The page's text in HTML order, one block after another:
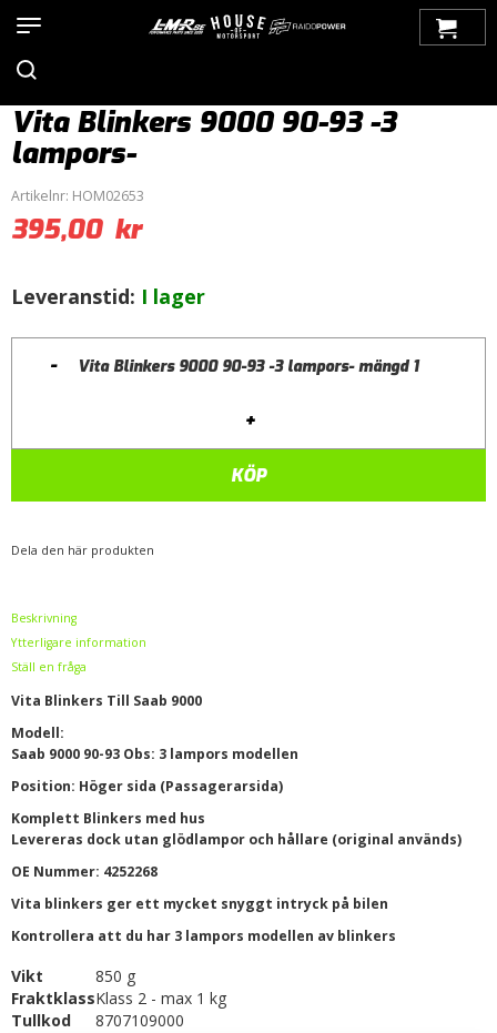
>
Blinkers
Vita Blinkers 9000 90-93 -3
lampors-
Artikelnr: HOM02653
395,00 kr
Leveranstid: I lager
- Vita Blinkers 9000 90-93 -3 lampors- mängd
+
KÖP
Dela den här produkten
Beskrivning
Ytterligare information
Ställ en fråga
Vita Blinkers Till Saab 9000
Modell:
Saab 9000 90-93 Obs: 3 lampors modellen
Position: Höger sida (Passagerarsida)
Komplett Blinkers med hus
Levereras dock utan glödlampor och hållare (original används)
OE Nummer: 4252268
Vita blinkers ger ett mycket snyggt intryck på bilen
Kontrollera att du har 3 lampors modellen av blinkers
Vikt
850 g
FraktklassKlass 2 - max 1 kg
Tullkod
8707109000